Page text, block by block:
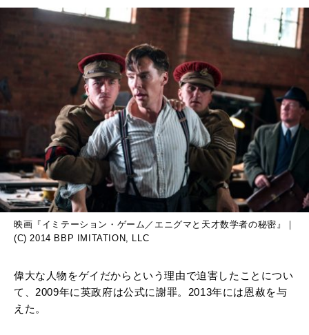
映画『イミテーション・ゲーム／エニグマと天才数学者の秘密』｜
(C) 2014 BBP IMITATION, LLC
偉大な人物をゲイだからという理由で迫害したことについ
て、2009年に英政府は公式に謝罪。2013年には恩赦を与
えた。